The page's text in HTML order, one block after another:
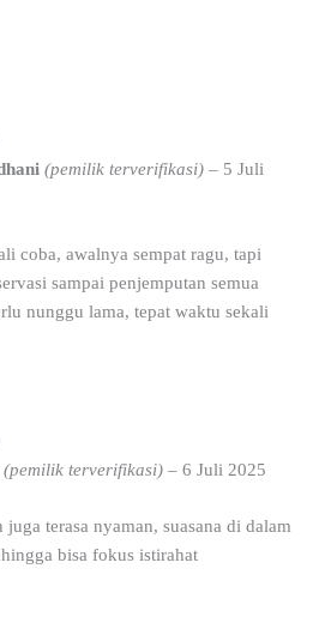
(pemilik terverifikasi) – 5 Juli
coba, awalnya sempat ragu, tapi
sampai penjemputan semua
nunggu lama, tepat waktu sekali
(pemilik terverifikasi) – 6 Juli 2025
juga terasa nyaman, suasana di dalam
bisa fokus istirahat